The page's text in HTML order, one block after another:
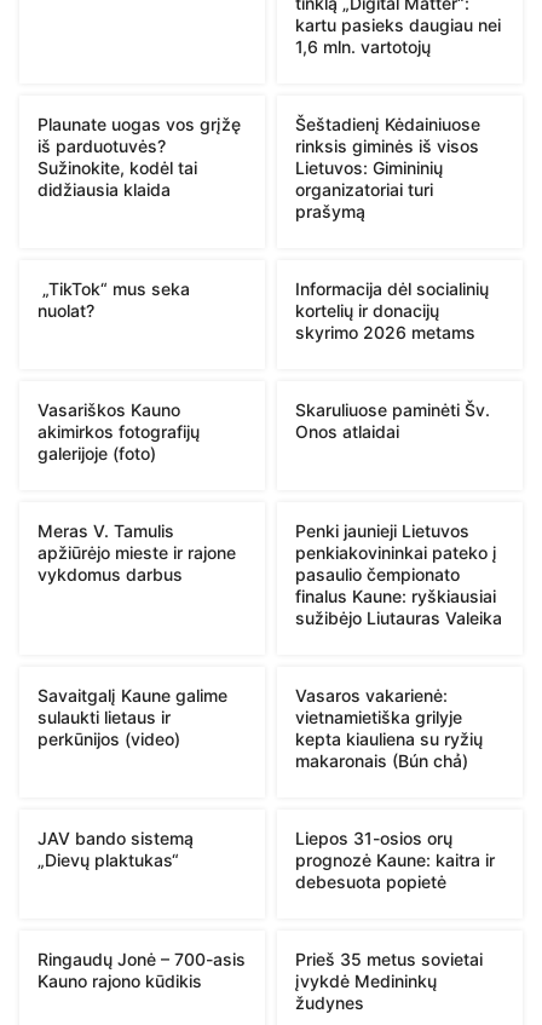
kartu pasieks daugiau nei
1,6 mln. vartotojų
Plaunate uogas vos grįžę
iš parduotuvės?
Sužinokite, kodėl tai
didžiausia klaida
Šeštadienį Kėdainiuose
rinksis giminės iš visos
Lietuvos: Gimininių
organizatoriai turi
prašymą
„TikTok“ mus seka
nuolat?
Informacija dėl socialinių
kortelių ir donacijų
skyrimo 2026 metams
Vasariškos Kauno
akimirkos fotografijų
galerijoje (foto)
Skaruliuose paminėti Šv.
Onos atlaidai
Meras V. Tamulis
apžiūrėjo mieste ir rajone
vykdomus darbus
Penki jaunieji Lietuvos
penkiakovininkai pateko į
pasaulio čempionato
finalus Kaune: ryškiausiai
sužibėjo Liutauras Valeika
Savaitgalį Kaune galime
sulaukti lietaus ir
perkūnijos (video)
Vasaros vakarienė:
vietnamietiška grilyje
kepta kiauliena su ryžių
makaronais (Bún chả)
JAV bando sistemą
„Dievų plaktukas“
Liepos 31-osios orų
prognozė Kaune: kaitra ir
debesuota popietė
Ringaudų Jonė – 700-asis
Kauno rajono kūdikis
Prieš 35 metus sovietai
įvykdė Medininkų
žudynes